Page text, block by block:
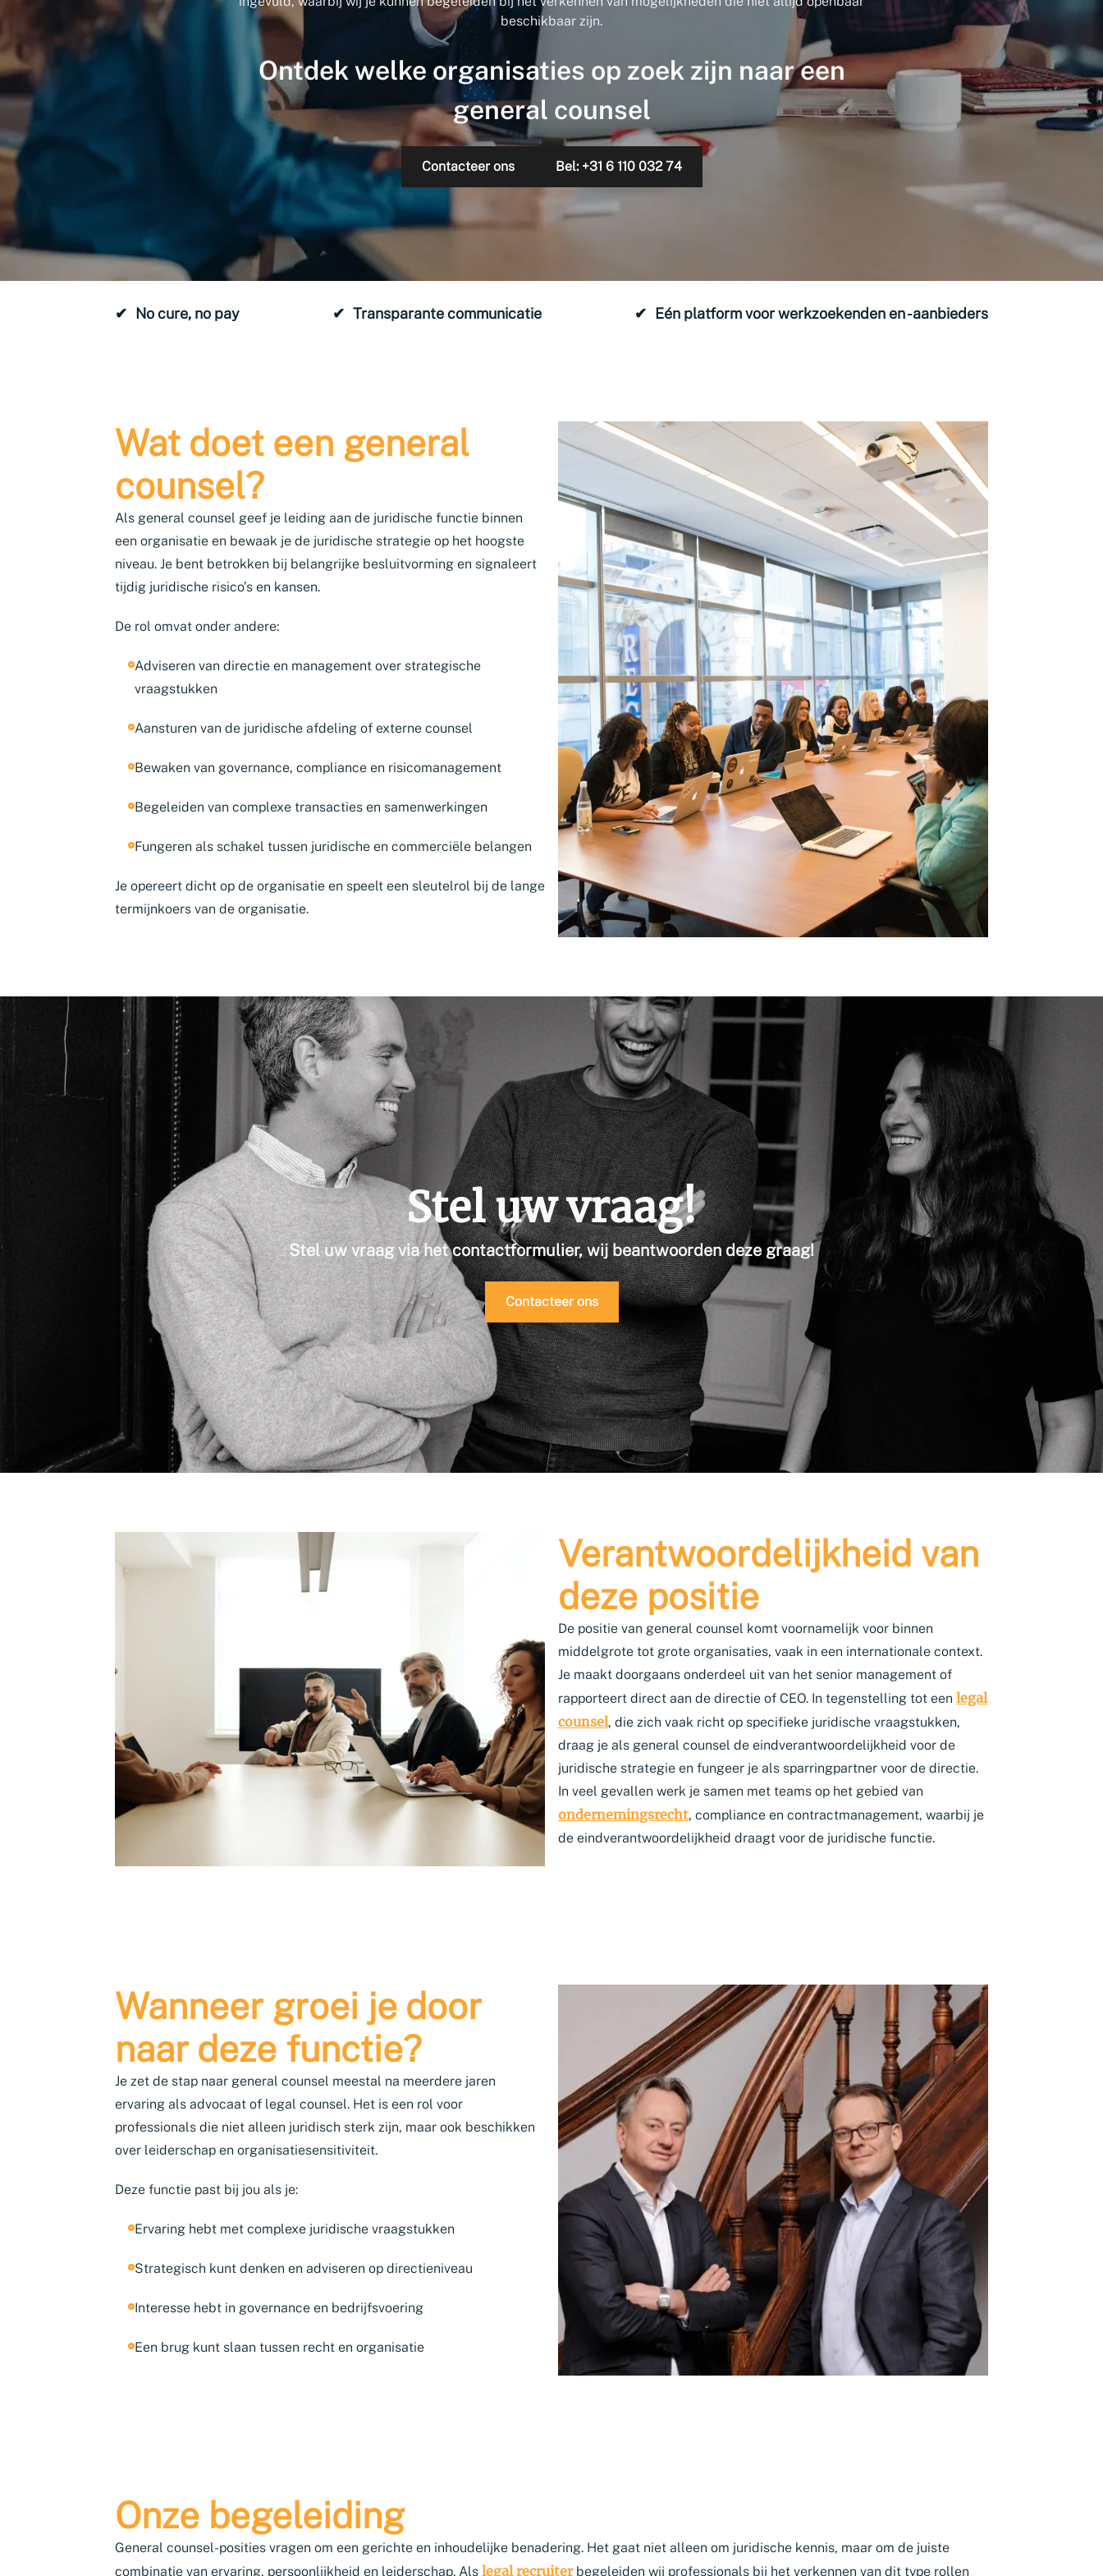
beschikbaar zijn.
Ontdek welke organisaties op zoek zijn naar een
general counsel
Contacteer ons Bel: +31 6 110 032 74
No cure, no pay Transparante communicatie Eén platform voor werkzoekenden en -aanbieders
Wat doet een general
counsel?
Als general counsel geef je leiding aan de juridische functie binnen
een organisatie en bewaak je de juridische strategie op het hoogste
niveau. Je bent betrokken bij belangrijke besluitvorming en signaleert
tijdig juridische risico’s en kansen.
De rol omvat onder andere:
Adviseren van directie en management over strategische
vraagstukken
Aansturen van de juridische afdeling of externe counsel
Bewaken van governance, compliance en risicomanagement
Begeleiden van complexe transacties en samenwerkingen
Fungeren als schakel tussen juridische en commerciële belangen
Je opereert dicht op de organisatie en speelt een sleutelrol bij de lange
termijnkoers van de organisatie.
Stel uw vraag!
Stel uw vraag via het contactformulier, wij beantwoorden deze graag!
Contacteer ons
Verantwoordelijkheid van
deze positie
De positie van general counsel komt voornamelijk voor binnen
middelgrote tot grote organisaties, vaak in een internationale context.
Je maakt doorgaans onderdeel uit van het senior management of
rapporteert direct aan de directie of CEO. In tegenstelling tot een legal
counsel, die zich vaak richt op specifieke juridische vraagstukken,
draag je als general counsel de eindverantwoordelijkheid voor de
juridische strategie en fungeer je als sparringpartner voor de directie.
In veel gevallen werk je samen met teams op het gebied van
ondernemingsrecht, compliance en contractmanagement, waarbij je
de eindverantwoordelijkheid draagt voor de juridische functie.
Wanneer groei je door
naar deze functie?
Je zet de stap naar general counsel meestal na meerdere jaren
ervaring als advocaat of legal counsel. Het is een rol voor
professionals die niet alleen juridisch sterk zijn, maar ook beschikken
over leiderschap en organisatiesensitiviteit.
Deze functie past bij jou als je:
Ervaring hebt met complexe juridische vraagstukken
Strategisch kunt denken en adviseren op directieniveau
Interesse hebt in governance en bedrijfsvoering
Een brug kunt slaan tussen recht en organisatie
Onze begeleiding
General counsel-posities vragen om een gerichte en inhoudelijke benadering. Het gaat niet alleen om juridische kennis, maar om de juiste
combinatie van ervaring, persoonlijkheid en leiderschap. Als legal recruiterbegeleiden wij professionals bij het verkennen van dit type rollen